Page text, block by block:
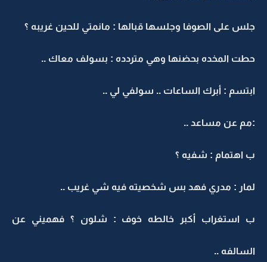
جلس على الصوفا وجلسها قبالها : مانمتي للحين غريبه ؟
حطت المخده بحضنها وهي متردده : بسولف معاك ..
ابتسم : أبرك الساعات .. سولفي لي ..
:مم عن مساعد ..
ب اهتمام : شفيه ؟
لمار : مدري فهد بس شخصيته فيه شي غريب ..
ب استغراب أكبر خالطه خوف : شلون ؟ فهميني عن
السالفه ..